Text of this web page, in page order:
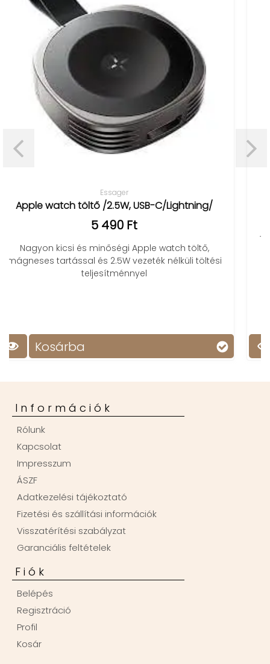
töltő,
töltési
LED matrix pixel panel
18 990 Ft
Több méretben kapható LED mátrix pixel
applikációról vezérelhető, kreatív
Információk
Rólunk
Kapcsolat
Impresszum
ÁSZF
Adatkezelési tájékoztató
Fizetési és szállítási információk
Visszatérítési szabályzat
Garanciális feltételek
Fiók
Belépés
Regisztráció
Profil
Kosár